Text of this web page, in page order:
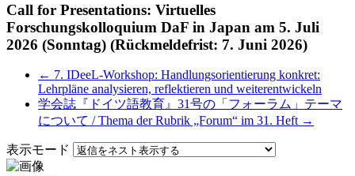
Call for Presentations: Virtuelles
Forschungskolloquium DaF in Japan am 5. Juli
2026 (Sonntag) (Rückmeldefrist: 7. Juni 2026)
← 7. IDeeL-Workshop: Handlungsorientierung konkret:
Lehrpläne analysieren, reflektieren und weiterentwickeln
学会誌『ドイツ語教育』31号の「フォーラム」テーマ
について / Thema der Rubrik „Forum“ im 31. Heft →
表示モード